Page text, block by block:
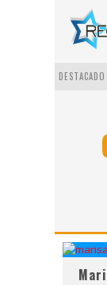
DESTACADO